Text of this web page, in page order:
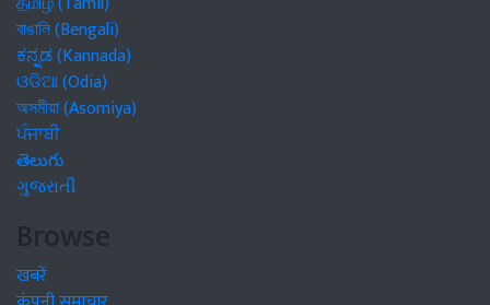
বাঙালি (Bengali)
ಕನ್ನಡ (Kannada)
ଓଡିଆ (Odia)
অসমীয়া (Asomiya)
ਪੰਜਾਬੀ
తెలుగు
ગુજરાતી
Browse
खबरें